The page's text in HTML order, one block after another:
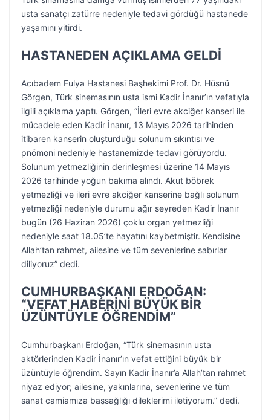
usta sanatçı zatürre nedeniyle tedavi gördüğü hastanede
yaşamını yitirdi.
HASTANEDEN AÇIKLAMA GELDİ
Acıbadem Fulya Hastanesi Başhekimi Prof. Dr. Hüsnü
Görgen, Türk sinemasının usta ismi Kadir İnanır’ın vefatıyla
ilgili açıklama yaptı. Görgen, “İleri evre akciğer kanseri ile
mücadele eden Kadir İnanır, 13 Mayıs 2026 tarihinden
itibaren kanserin oluşturduğu solunum sıkıntısı ve
pnömoni nedeniyle hastanemizde tedavi görüyordu.
Solunum yetmezliğinin derinleşmesi üzerine 14 Mayıs
2026 tarihinde yoğun bakıma alındı. Akut böbrek
yetmezliği ve ileri evre akciğer kanserine bağlı solunum
yetmezliği nedeniyle durumu ağır seyreden Kadir İnanır
bugün (26 Haziran 2026) çoklu organ yetmezliği
nedeniyle saat 18.05’te hayatını kaybetmiştir. Kendisine
Allah’tan rahmet, ailesine ve tüm sevenlerine sabırlar
diliyoruz” dedi.
CUMHURBAŞKANI ERDOĞAN:
“VEFAT HABERİNİ BÜYÜK BİR
ÜZÜNTÜYLE ÖĞRENDİM”
Cumhurbaşkanı Erdoğan, “Türk sinemasının usta
aktörlerinden Kadir İnanır’ın vefat ettiğini büyük bir
üzüntüyle öğrendim. Sayın Kadir İnanır’a Allah’tan rahmet
niyaz ediyor; ailesine, yakınlarına, sevenlerine ve tüm
sanat camiamıza başsağlığı dileklerimi iletiyorum.” dedi.